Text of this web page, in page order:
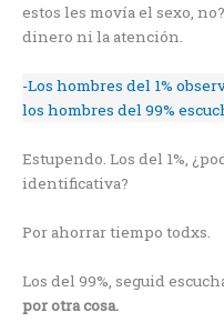
estos les movía el sexo,
dinero ni la atención.
-Los hombres del 1%
los hombres del 99%
Estupendo. Los del 1%,
identificativa?
Por ahorrar tiempo todxs.
Los del 99%, seguid
por otra cosa.